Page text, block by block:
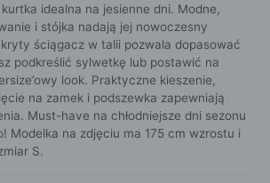
idealna na jesienne dni. Modne,
i stójka nadają jej nowoczesny
ściągacz w talii pozwala dopasować
podkreślić sylwetkę lub postawić na
look. Praktyczne kieszenie,
na zamek i podszewka zapewniają
Must-have na chłodniejsze dni sezonu
Modelka na zdjęciu ma 175 cm wzrostu i
S.